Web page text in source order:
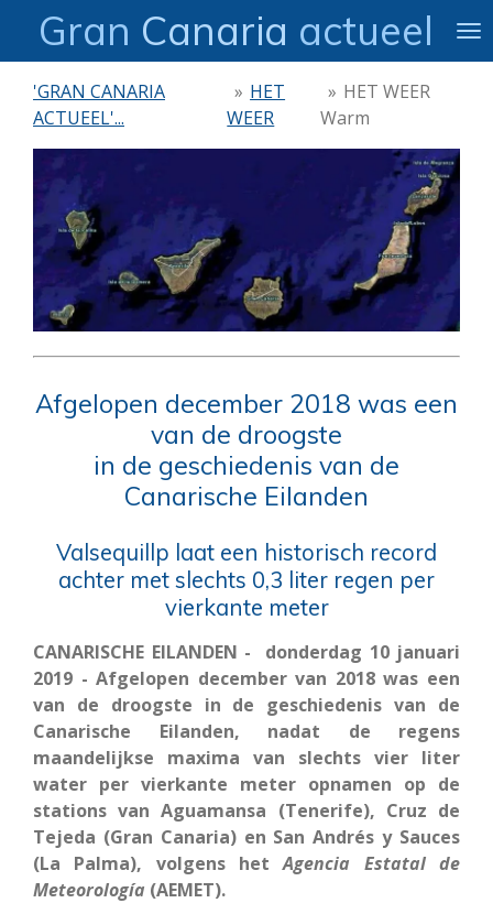
direct
hoofdinhoud
Gran Canaria actueel
'GRAN CANARIA
ACTUEEL'...
» HET
WEER
» HET WEER
Warm
Afgelopen december 2018 was een
van de droogste
in de geschiedenis van de
Canarische Eilanden
Valsequillp laat een historisch record
achter met slechts 0,3 liter regen per
vierkante meter
CANARISCHE EILANDEN - donderdag 10 januari
2019 - Afgelopen december van 2018 was een
van de droogste in de geschiedenis van de
Canarische Eilanden, nadat de regens
maandelijkse maxima van slechts vier liter
water per vierkante meter opnamen op de
stations van Aguamansa (Tenerife), Cruz de
Tejeda (Gran Canaria) en San Andrés y Sauces
(La Palma), volgens hetAgencia Estatal de
Meteorología (AEMET).